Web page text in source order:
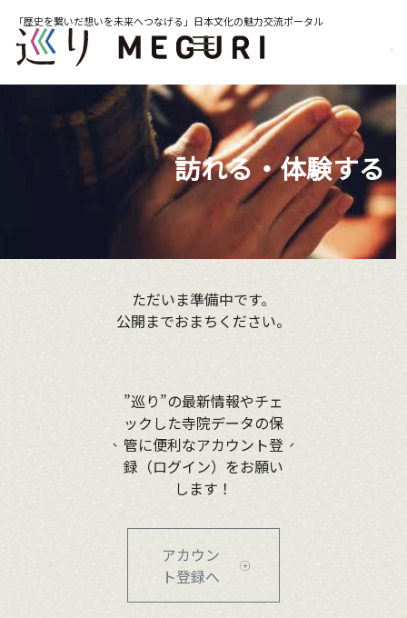
「歴史を繋いだ想いを未来へつなげる」日本文化の魅力交流ポータル
訪れる・体験する
ただいま準備中です。
公開までおまちください。
”巡り”の最新情報やチェ
ックした寺院データの保
管に便利なアカウント登
録（ログイン）をお願い
します！
アカウン
ト登録へ